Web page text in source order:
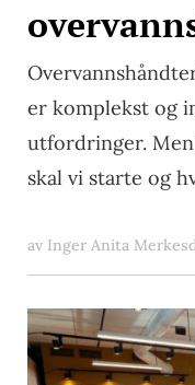
er komplekst og
utfordringer.
skal vi starte og
av Inger Anita